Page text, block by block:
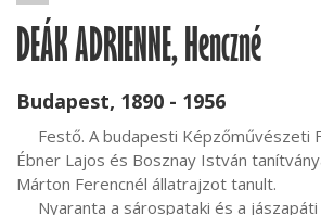
DEÁK ADRIENNE, Henczné
Budapest, 1890 - 1956
Ébner Lajos és Bosznay István
Márton Ferencnél állatrajzot tanult.